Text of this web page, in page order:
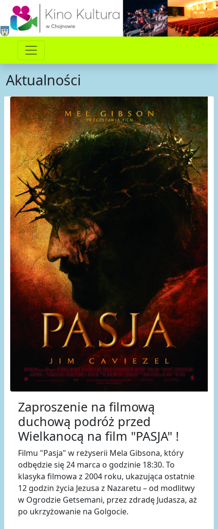
Aktualności
Zaproszenie na filmową
duchową podróż przed
Wielkanocą na film "PASJA" !
Filmu "Pasja" w reżyserii Mela Gibsona, który
odbędzie się 24 marca o godzinie 18:30. To
klasyka filmowa z 2004 roku, ukazująca ostatnie
12 godzin życia Jezusa z Nazaretu – od modlitwy
w Ogrodzie Getsemani, przez zdradę Judasza, aż
po ukrzyżowanie na Golgocie.